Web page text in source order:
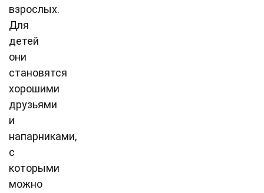
взрослых.
Для
детей
они
становятся
хорошими
друзьями
и
напарниками,
с
которыми
можно